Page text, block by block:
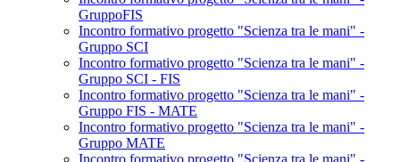
GruppoFIS
Incontro formativo progetto "Scienza tra le mani" -
Gruppo SCI
Incontro formativo progetto "Scienza tra le mani" -
Gruppo SCI - FIS
Incontro formativo progetto "Scienza tra le mani" -
Gruppo FIS - MATE
Incontro formativo progetto "Scienza tra le mani" -
Gruppo MATE